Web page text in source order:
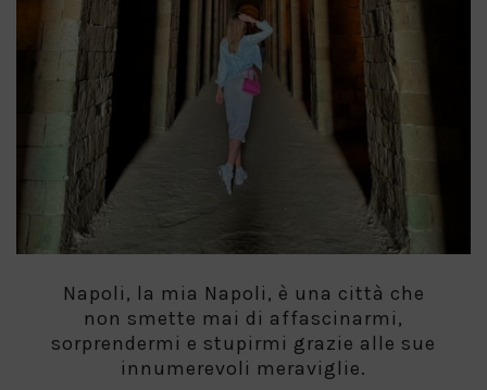
Napoli, la mia Napoli, è una città che
non smette mai di affascinarmi,
sorprendermi e stupirmi grazie alle sue
innumerevoli meraviglie.